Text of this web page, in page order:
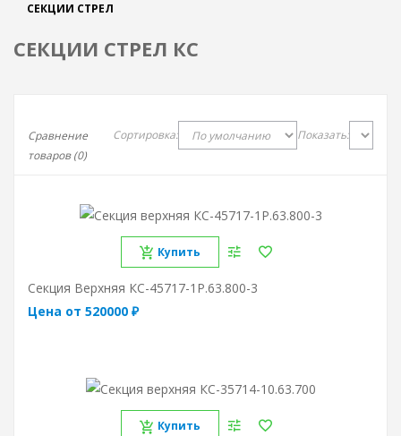
СЕКЦИИ СТРЕЛ
СЕКЦИИ СТРЕЛ КС
Сравнение
товаров (0)
Сортировка: Показать:
Купить
Секция Верхняя КС-45717-1Р.63.800-3
Цена от 520000 ₽
Купить